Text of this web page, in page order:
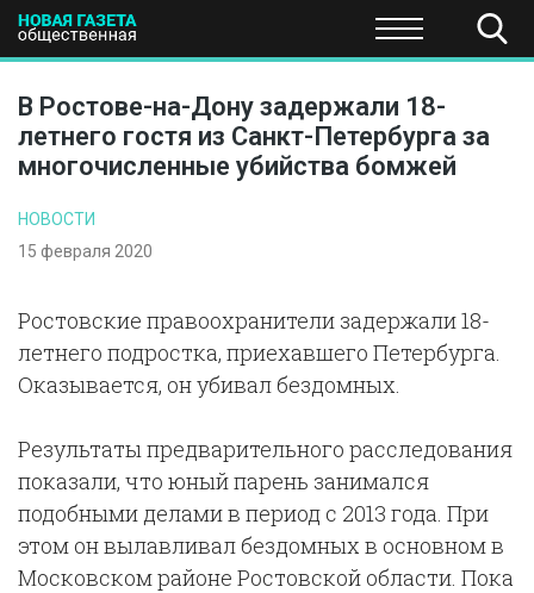
ПОЛИТИКА ЭКОНОМИКА НАУКА И
В Ростове-на-Дону задержали 18-
летнего гостя из Санкт-Петербурга за
многочисленные убийства бомжей
НОВОСТИ
15 февраля 2020
Ростовские правоохранители задержали 18-
летнего подростка, приехавшего Петербурга.
Оказывается, он убивал бездомных.
Результаты предварительного расследования
показали, что юный парень занимался
подобными делами в период с 2013 года. При
этом он вылавливал бездомных в основном в
Московском районе Ростовской области. Пока